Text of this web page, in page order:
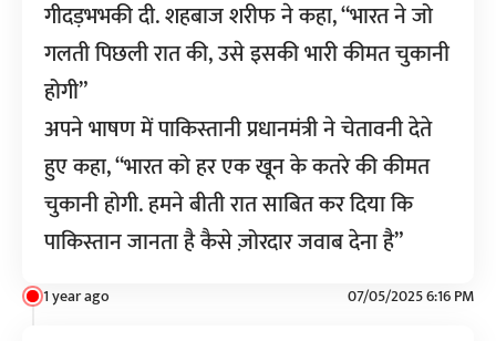
गीदड़भभकी दी. शहबाज शरीफ ने कहा, “भारत ने जो
गलती पिछली रात की, उसे इसकी भारी कीमत चुकानी
होगी”
अपने भाषण में पाकिस्तानी प्रधानमंत्री ने चेतावनी देते
हुए कहा, “भारत को हर एक खून के कतरे की कीमत
चुकानी होगी. हमने बीती रात साबित कर दिया कि
पाकिस्तान जानता है कैसे ज़ोरदार जवाब देना है”
1 year ago 07/05/2025 6:16 PM